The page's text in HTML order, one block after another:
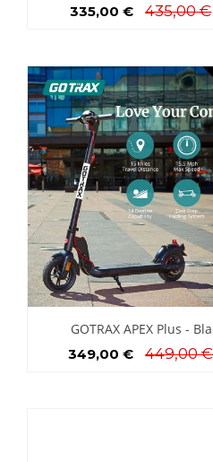
335,00 €
435,00 €
GOTRAX APEX Plus -
349,00 €
449,00 €